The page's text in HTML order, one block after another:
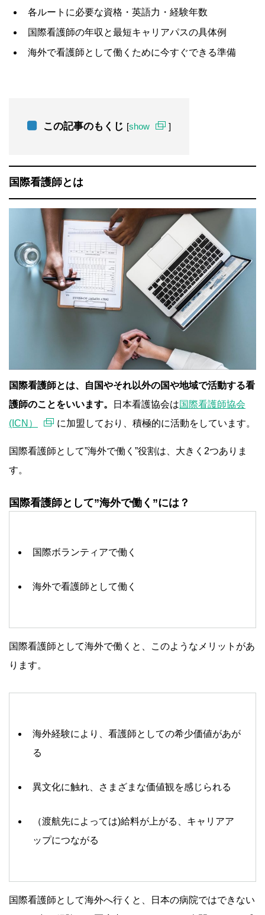
各ルートに必要な資格・英語力・経験年数
国際看護師の年収と最短キャリアパスの具体例
海外で看護師として働くために今すぐできる準備
この記事のもくじ [show ]
国際看護師とは
国際看護師とは、自国やそれ以外の国や地域で活動する看
護師のことをいいます。
日本看護協会は国際看護師協会
(ICN）
に加盟しており、積極的に活動をしています。
国際看護師として”海外で働く”役割は、大きく2つありま
す。
国際看護師として”海外で働く”には？
国際ボランティアで働く
海外で看護師として働く
国際看護師として海外で働くと、このようなメリットがあ
ります。
海外経験により、看護師としての希少価値があが
る
異文化に触れ、さまざまな価値観を感じられる
（渡航先によっては)給料が上がる、キャリアア
ップにつながる
国際看護師として海外へ行くと、日本の病院ではできない